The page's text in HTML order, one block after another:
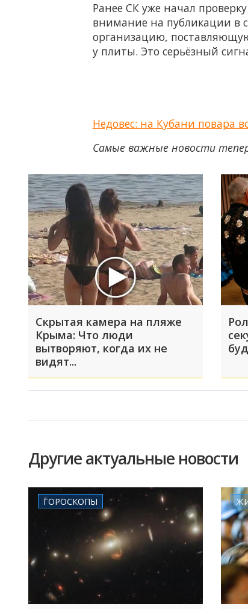
Ранее СК уже начал
внимание на публикации в
организацию,
у плиты. Это серьёзный
Недовес: на Кубани повара
Самые важные новости
Скрытая камера на пляже
Крыма: Что люди
вытворяют, когда их не
видят...
Другие актуальные новости
ГОРОСКОПЫ